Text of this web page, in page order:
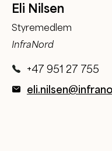
Eli Nilsen
Styremedlem
InfraNord
+47 951 27 755